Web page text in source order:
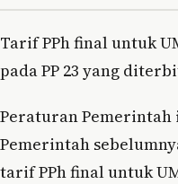
Tarif PPh final untuk
pada PP 23 yang
Peraturan
Pemerintah
tarif PPh final untuk